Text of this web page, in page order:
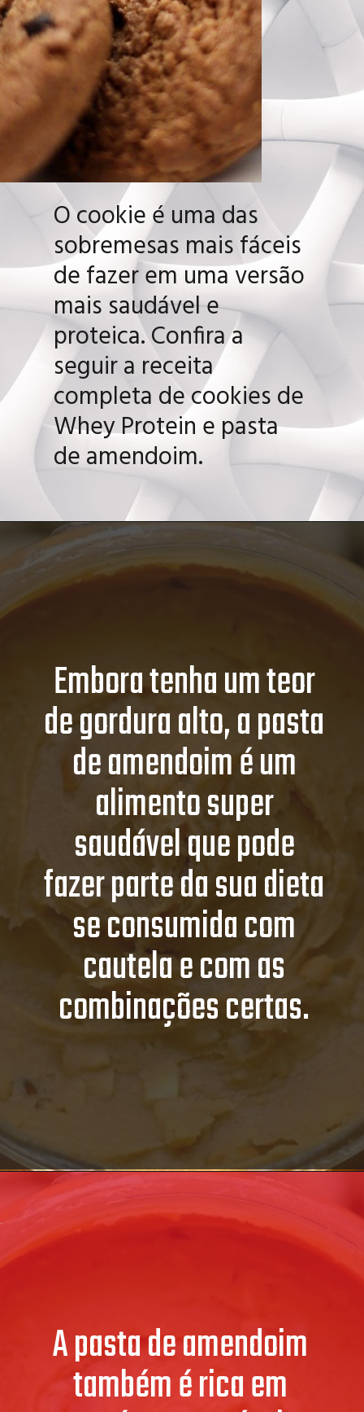
O cookie é uma das
sobremesas mais fáceis
de fazer em uma versão
mais saudável e
proteica. Confira a
seguir a receita
completa de cookies de
Whey Protein e pasta
de amendoim.
Embora tenha um teor
de gordura alto, a pasta
de amendoim é um
alimento super
saudável que pode
fazer parte da sua dieta
se consumida com
cautela e com as
combinações certas.
A pasta de amendoim
também é rica em